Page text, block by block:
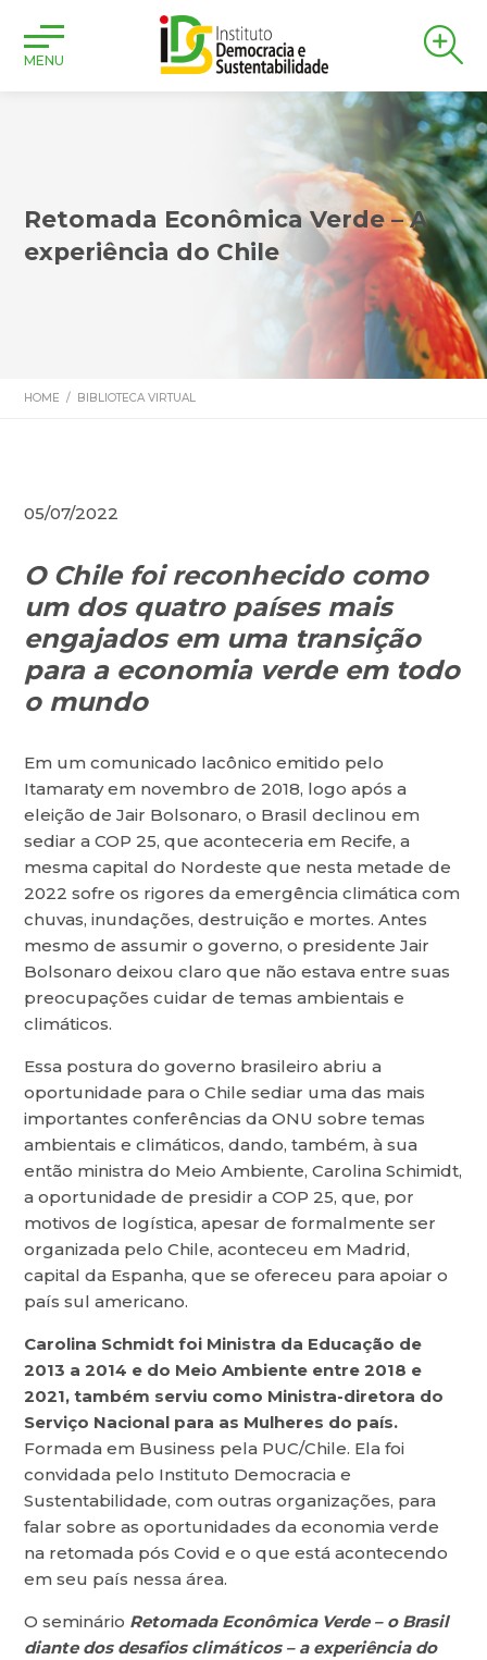
MENU
Retomada Econômica Verde – A
experiência do Chile
HOME / BIBLIOTECA VIRTUAL
05/07/2022
O Chile foi reconhecido como
um dos quatro países mais
engajados em uma transição
para a economia verde em todo
o mundo
Em um comunicado lacônico emitido pelo
Itamaraty em novembro de 2018, logo após a
eleição de Jair Bolsonaro, o Brasil declinou em
sediar a COP 25, que aconteceria em Recife, a
mesma capital do Nordeste que nesta metade de
2022 sofre os rigores da emergência climática com
chuvas, inundações, destruição e mortes. Antes
mesmo de assumir o governo, o presidente Jair
Bolsonaro deixou claro que não estava entre suas
preocupações cuidar de temas ambientais e
climáticos.
Essa postura do governo brasileiro abriu a
oportunidade para o Chile sediar uma das mais
importantes conferências da ONU sobre temas
ambientais e climáticos, dando, também, à sua
então ministra do Meio Ambiente, Carolina Schimidt,
a oportunidade de presidir a COP 25, que, por
motivos de logística, apesar de formalmente ser
organizada pelo Chile, aconteceu em Madrid,
capital da Espanha, que se ofereceu para apoiar o
país sul americano.
Carolina Schmidt foi Ministra da Educação de
2013 a 2014 e do Meio Ambiente entre 2018 e
2021, também serviu como Ministra-diretora do
Serviço Nacional para as Mulheres do país.
Formada em Business pela PUC/Chile. Ela foi
convidada pelo Instituto Democracia e
Sustentabilidade, com outras organizações, para
falar sobre as oportunidades da economia verde
na retomada pós Covid e o que está acontecendo
em seu país nessa área.
O seminário Retomada Econômica Verde – o Brasil
diante dos desafios climáticos – a experiência do